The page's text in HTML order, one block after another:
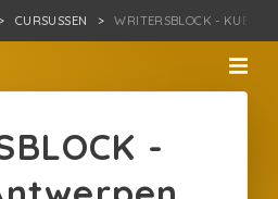
CURSUSSEN WRITERSBLOCK - KUBUS,
-